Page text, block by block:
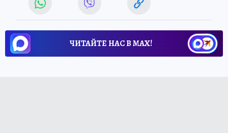
ЧИТАЙТЕ НАС В МАХ!